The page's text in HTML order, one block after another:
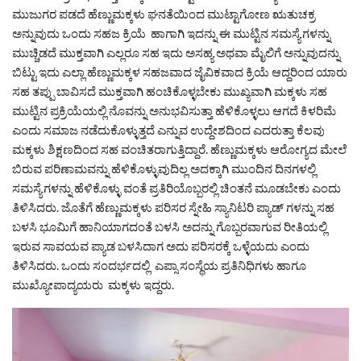
ಮುಜುಗರ ಪಡದೆ ಹೆಣ್ಣುಮಕ್ಕಳು ಘನತೆಯಿಂದ ಮುಟ್ಟಾಗೋಣ ಋತುಚಕ್ರ
ಅನ್ನುವುದು ಒಂದು ಸಹಜ ಕ್ರಿಯೆ ಹಾಗಾಗಿ ಇದನ್ನು ಈ ಮುಟ್ಟಿನ ಸಮಸ್ಯೆಗಳನ್ನು
ಮುಚ್ಚಿಡದೆ ಮುಕ್ತವಾಗಿ ಎಲ್ಲರೂ ಸಹ ಇದು ಅಸಹ್ಯ ಅಥವಾ ಮೈಲಿಗೆ ಅನ್ನುವುದನ್ನು
ಬಿಟ್ಟು ಇದು ಎಲ್ಲಾ ಹೆಣ್ಣುಮಕ್ಕಳ ಸಹಜವಾದ ಜೈವಿಕವಾದ ಕ್ರಿಯೆ ಆದ್ದರಿಂದ ಯಾರು
ಸಹ ತಪ್ಪು ಬಾವಿಸದೆ ಮುಕ್ತವಾಗಿ ಹಂಚಿಕೊಳ್ಳಬೇಕು ಮುಖ್ಯವಾಗಿ ಮಕ್ಕಳು ಸಹ
ಮುಟ್ಟಿನ ಪ್ರಕ್ರಿಯೆಯಲ್ಲಿ ನೊವನ್ನು ಅನುಭವಿಸುತ್ತಾ ಹೆಳಿಕೊಳ್ಳಲು ಆಗದೆ ಕಿಳರಿಮೆ
ಎಂದು ಸಮಾಜ ನಡೆದುಕೊಳ್ಳುತ್ತದೆ ಎನ್ನುವ ಉದ್ದೇಶದಿಂದ ಎದರುತ್ತಾ ಕೆಲವು
ಮಕ್ಕಳು ಶಿಕ್ಷಣದಿಂದ ಸಹ ವಂಚಿತರಾಗುತ್ತಿದ್ದಾರೆ. ಹೆಣ್ಣುಮಕ್ಕಳು ಆರೋಗ್ಯದ ಮೇಲೆ
ಬಿರುವ ಪರಿಣಾಮವನ್ನು ಹೆಳಿಕೊಳ್ಳುವುದಿಲ್ಲ ಅದಕ್ಕಾಗಿ ಮುಂದಿನ ದಿನಗಳಲ್ಲಿ
ಸಮಸ್ಯೆಗಳನ್ನು ಹೆಳಿಕೊಳ್ಳು ವಂತೆ ಪ್ರತಿರಿಯೊಬ್ಬರಲ್ಲಿ ಚಿಂತನೆ ಮೂಡಬೇಕು ಎಂದು
ತಿಳಿಸಿದರು. ಜೊತೆಗೆ ಹೆಣ್ಣುಮಕ್ಕಳು ಪರಿಸರ ಸ್ನೇಹಿ ಸ್ಯಾನಿಟರಿ ಪ್ಯಾಡ್ ಗಳನ್ನು ಸಹ
ಬಳಸಿ ಭೂಮಿಗೆ ಹಾನಿಯಾಗದಂತೆ ಬಳಸಿ ಅದನ್ನು ಗೊಬ್ಬರವಾಗುವ ರೀತಿಯಲ್ಲಿ
ಇರುವ ಸಾವಯವ ಪ್ಯಾಡ ಬಳಸಿದಾಗ ಅದು ಪರಿಸರಕ್ಕೆ ಒಳ್ಳೆಯದು ಎಂದು
ತಿಳಿಸಿದರು. ಒಂದು ಸಂದರ್ಭದಲ್ಲಿ ಎಪ್ಸಾ ಸಂಸ್ಥೆಯ ಪ್ರತಿನಿಧಿಗಳು ಹಾಗೂ
ಮುಖ್ಯೋಪಾದ್ಯಯರು ಮಕ್ಕಳು ಇದ್ದರು.